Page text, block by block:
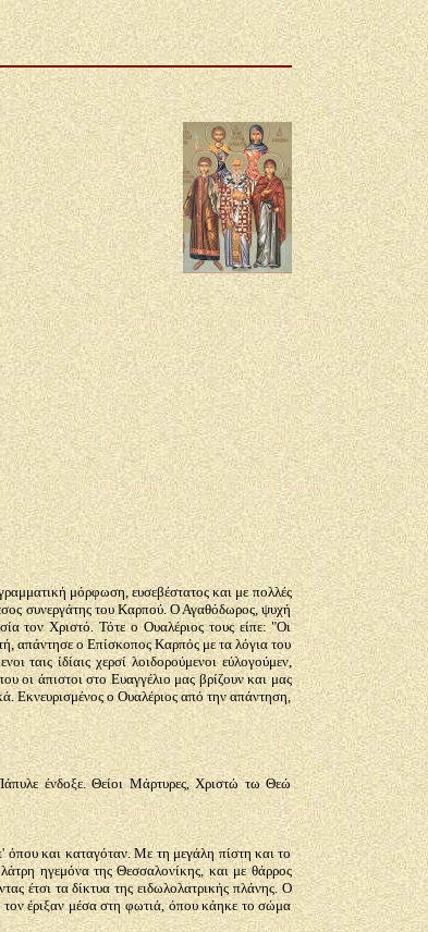
μόρφωση, ευσεβέστατος και με πολλές
συνεργάτης του Καρπού. Ο Αγαθόδωρος, ψυχή
τον Χριστό. Τότε ο Ουαλέριος τους είπε: "Οι
απάντησε ο Επίσκοπος Καρπός με τα λόγια του
ταις ίδίαις χερσί λοιδορούμενοι εύλογούμεν,
οι άπιστοι στο Ευαγγέλιο μας βρίζουν και μας
Εκνευρισμένος ο Ουαλέριος από την απάντηση,
ένδοξε. Θείοι Μάρτυρες, Χριστώ τω Θεώ
όπου και καταγόταν. Με τη μεγάλη πίστη και το
ηγεμόνα της Θεσσαλονίκης, και με θάρρος
έτσι τα δίκτυα της ειδωλολατρικής πλάνης. Ο
τον έριξαν μέσα στη φωτιά, όπου κάηκε το σώμα